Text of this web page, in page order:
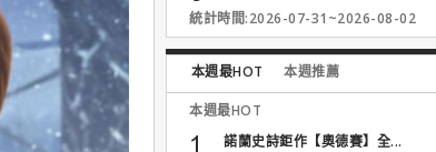
統計時間:2026-07-31~2026-08-02
本週最HOT 本週推薦
本週最HOT
諾蘭史詩鉅作【奧德賽】全...